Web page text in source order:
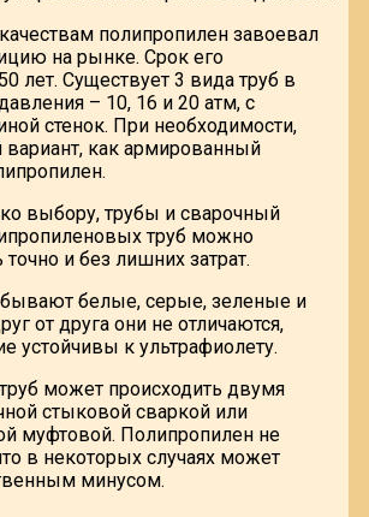
полипропилен завоевал
на рынке. Срок его
лет. Существует 3 вида труб в
– 10, 16 и 20 атм, с
стенок. При необходимости,
как армированный
выбору, трубы и сварочный
труб можно
точно и без лишних затрат.
белые, серые, зеленые и
от друга они не отличаются,
устойчивы к ультрафиолету.
может происходить двумя
стыковой сваркой или
муфтовой. Полипропилен не
в некоторых случаях может
минусом.